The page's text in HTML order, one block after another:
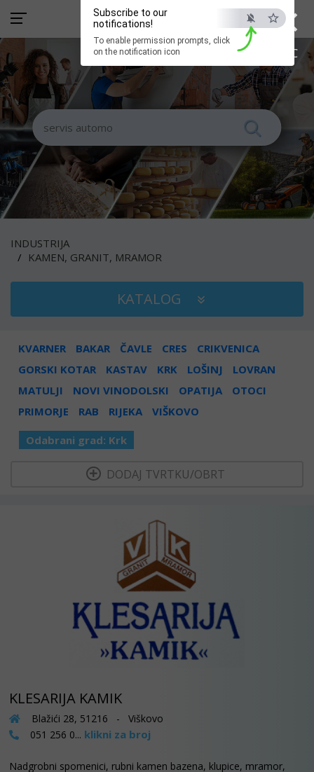
×
ESC
Subscribe to our
notifications!
To enable permission prompts, click
on the notification icon
INDUSTRIJA
KAMEN, GRANIT, MRAMOR
KATALOG
KVARNER BAKAR ČAVLE CRES
CRIKVENICA
GORSKI KOTAR
KASTAV KRK LOŠINJ
LOVRAN
MATULJI
NOVI VINODOLSKI OPATIJA
OTOCI
PRIMORJE
RAB RIJEKA VIŠKOVO
Odabrani grad: Krk
DODAJ TVRTKU/OBRT
KLESARIJA KAMIK
Blažići 28, 51216 - Viškovo
051 256 0... klikni za broj
Nadgrobni spomenici, rubni kamen bazena, klupice, mramor,